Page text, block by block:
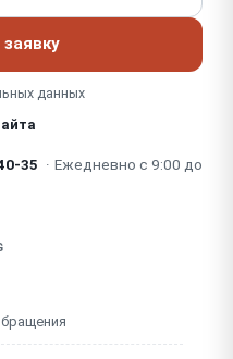
подсветки
/ сенсорная панель
(электронные
данных
35 · Ежедневно с 9:00 до